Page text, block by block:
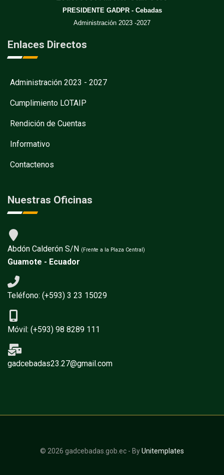
PRESIDENTE GADPR - Cebadas
Administración 2023 -2027
Enlaces Directos
Administración 2023 - 2027
Cumplimiento LOTAIP
Rendición de Cuentas
Informativo
Contactenos
Nuestras Oficinas
Abdón Calderón S/N (Frente a la Plaza Central)
Guamote - Ecuador
Teléfono: (+593) 3 23 15029
Móvil: (+593) 98 8289 111
gadcebadas23.27@gmail.com
© 2026 gadcebadas.gob.ec - ByUnitemplates